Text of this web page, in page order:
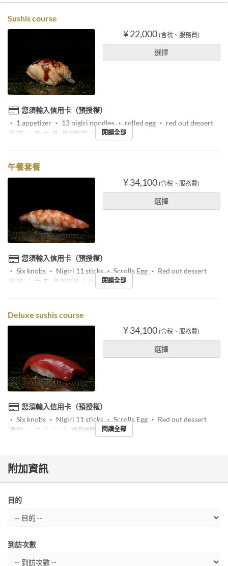
Sushis course
¥ 22,000 (含稅、服務費)
選擇
您須輸入信用卡（預授權）
・ 1 appetizer ・ 13 nigiri noodles ・ rolled egg ・ red out dessert
星期 二, 五, 六, 日 進餐時間 午餐閱讀全部
午餐套餐
¥ 34,100 (含稅、服務費)
選擇
您須輸入信用卡（預授權）
・ Six knobs ・ Nigiri 11 sticks ・ Scrolls Egg ・ Red out dessert
星期 二, 六, 日 進餐時間 午餐 閱讀全部
Deluxe sushis course
¥ 34,100 (含稅、服務費)
選擇
您須輸入信用卡（預授權）
・ Six knobs ・ Nigiri 11 sticks ・ Scrolls Egg ・ Red out dessert
星期 一, 二, 五, 六, 日 進餐時間 晚餐
閱讀全部
附加資訊
目的
到訪次數